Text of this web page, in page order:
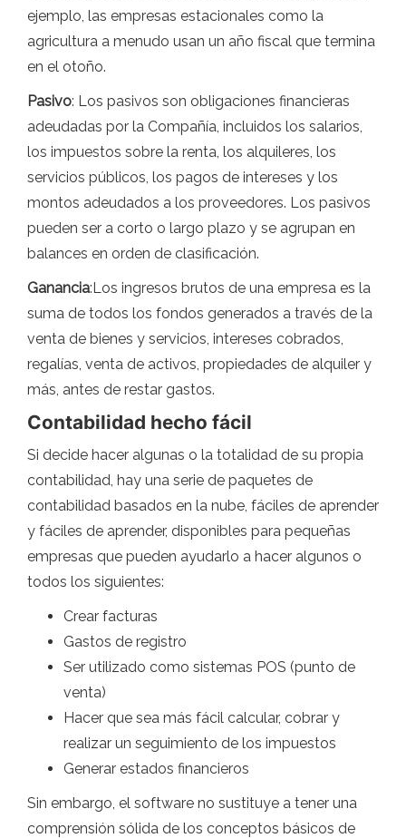
ejemplo, las empresas estacionales como la
agricultura a menudo usan un año fiscal que termina
en el otoño.
Pasivo: Los pasivos son obligaciones financieras
adeudadas por la Compañía, incluidos los salarios,
los impuestos sobre la renta, los alquileres, los
servicios públicos, los pagos de intereses y los
montos adeudados a los proveedores. Los pasivos
pueden ser a corto o largo plazo y se agrupan en
balances en orden de clasificación.
Ganancia:Los ingresos brutos de una empresa es la
suma de todos los fondos generados a través de la
venta de bienes y servicios, intereses cobrados,
regalías, venta de activos, propiedades de alquiler y
más, antes de restar gastos.
Contabilidad hecho fácil
Si decide hacer algunas o la totalidad de su propia
contabilidad, hay una serie de paquetes de
contabilidad basados ​​en la nube, fáciles de aprender
y fáciles de aprender, disponibles para pequeñas
empresas que pueden ayudarlo a hacer algunos o
todos los siguientes:
Crear facturas
Gastos de registro
Ser utilizado como sistemas POS (punto de
venta)
Hacer que sea más fácil calcular, cobrar y
realizar un seguimiento de los impuestos
Generar estados financieros
Sin embargo, el software no sustituye a tener una
comprensión sólida de los conceptos básicos de